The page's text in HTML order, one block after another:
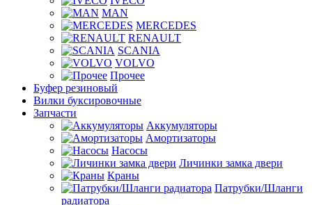
MAN
MERCEDES
RENAULT
SCANIA
VOLVO
Прочее
Буфер резиновый
Вилки буксировочные
Запчасти
Аккумуляторы
Амортизаторы
Насосы
Личинки замка двери
Краны
Патрубки/Шланги
радиатора